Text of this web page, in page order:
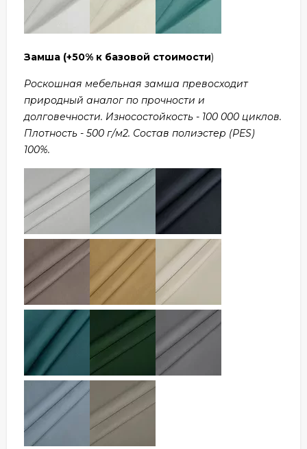
Замша (+50% к базовой стоимости)
Роскошная мебельная замша превосходит
природный аналог по прочности и
долговечности. Износостойкость - 100 000 циклов.
Плотность - 500 г/м2. Состав полиэстер (PES)
100%.